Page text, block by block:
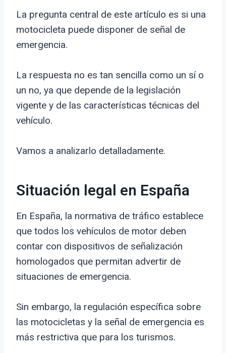
La pregunta central de este artículo es si una
motocicleta puede disponer de señal de
emergencia.
La respuesta no es tan sencilla como un sí o
un no, ya que depende de la legislación
vigente y de las características técnicas del
vehículo.
Vamos a analizarlo detalladamente.
Situación legal en España
En España, la normativa de tráfico establece
que todos los vehículos de motor deben
contar con dispositivos de señalización
homologados que permitan advertir de
situaciones de emergencia.
Sin embargo, la regulación específica sobre
las motocicletas y la señal de emergencia es
más restrictiva que para los turismos.